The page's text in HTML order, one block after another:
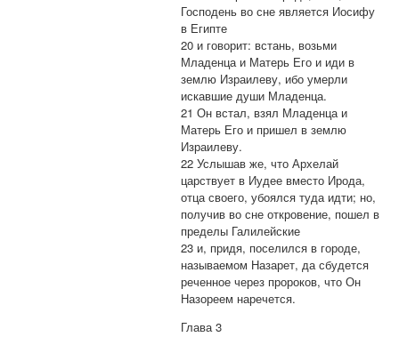
Господень во сне является Иосифу
в Египте
20 и говорит: встань, возьми
Младенца и Матерь Его и иди в
землю Израилеву, ибо умерли
искавшие души Младенца.
21 Он встал, взял Младенца и
Матерь Его и пришел в землю
Израилеву.
22 Услышав же, что Архелай
царствует в Иудее вместо Ирода,
отца своего, убоялся туда идти; но,
получив во сне откровение, пошел в
пределы Галилейские
23 и, придя, поселился в городе,
называемом Назарет, да сбудется
реченное через пророков, что Он
Назореем наречется.
Глава 3